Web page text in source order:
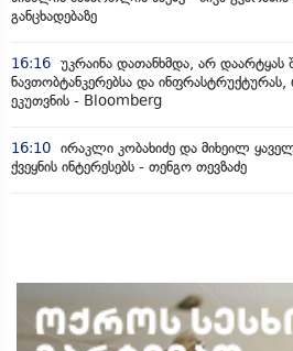
განცხადებაზე
16:16 უკრაინა დათანხმდა, არ დაარტყას
ნავთობტანკერებსა და
ეკუთვნის - Bloomberg
16:10 ირაკლი კობახიძე და მიხეილ
ქვეყნის ინტერესებს - თენგო თევზაძე